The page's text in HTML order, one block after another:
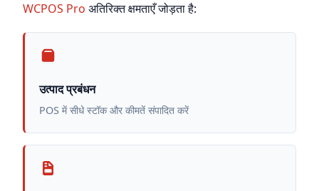
WCPOS Pro अतिरिक्त क्षमताएँ जोड़ता है:
उत्पाद प्रबंधन
POS में सीधे स्टॉक और कीमतें संपादित करें